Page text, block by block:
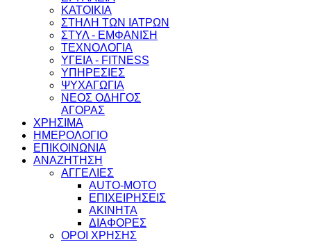
ΚΑΤΟΙΚΙΑ
ΣΤΗΛΗ ΤΩΝ ΙΑΤΡΩΝ
ΣΤΥΛ - ΕΜΦΑΝΙΣΗ
ΤΕΧΝΟΛΟΓΙΑ
ΥΓΕΙΑ - FITNESS
ΥΠΗΡΕΣΙΕΣ
ΨΥΧΑΓΩΓΙΑ
ΝΕΟΣ ΟΔΗΓΟΣ
ΑΓΟΡΑΣ
ΧΡΗΣΙΜΑ
ΗΜΕΡΟΛΟΓΙΟ
ΕΠΙΚΟΙΝΩΝΙΑ
ΑΝΑΖΗΤΗΣΗ
ΑΓΓΕΛΙΕΣ
AUTO-MOTO
ΕΠΙΧΕΙΡΗΣΕΙΣ
ΑΚΙΝΗΤΑ
ΔΙΑΦΟΡΕΣ
ΟΡΟΙ ΧΡΗΣΗΣ